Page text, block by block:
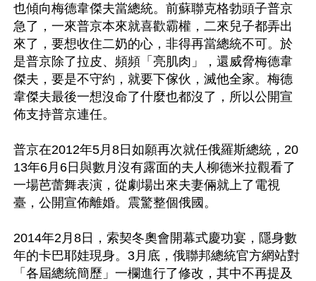
也傾向梅德韋傑夫當總統。前蘇聯克格勃頭子普京
急了，一來普京本來就喜歡霸權，二來兒子都弄出
來了，要想收住二奶的心，非得再當總統不可。於
是普京除了拉皮、頻頻「亮肌肉」，還威脅梅德韋
傑夫，要是不守約，就要下傢伙，滅他全家。梅德
韋傑夫最後一想沒命了什麼也都沒了，所以公開宣
佈支持普京連任。
普京在2012年5月8日如願再次就任俄羅斯總統，20
13年6月6日與數月沒有露面的夫人柳德米拉觀看了
一場芭蕾舞表演，從劇場出來夫妻倆就上了電視
臺，公開宣佈離婚。震驚整個俄國。
2014年2月8日，索契冬奧會開幕式慶功宴，隱身數
年的卡巴耶娃現身。3月底，俄聯邦總統官方網站對
「各屆總統簡歷」一欄進行了修改，其中不再提及